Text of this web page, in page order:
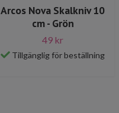
Arcos Nova Skalkniv 10
cm - Grön
49 kr
Tillgänglig för beställning